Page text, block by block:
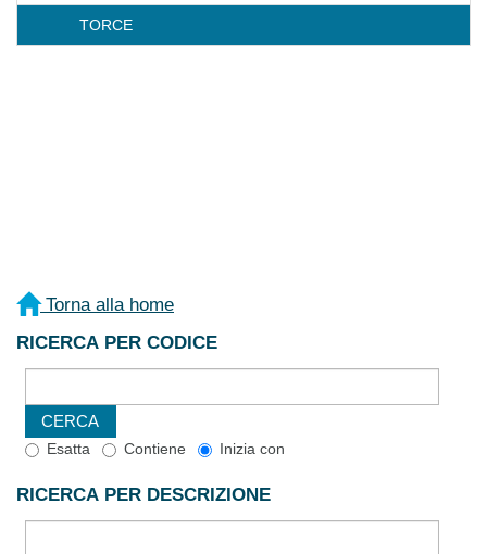
TORCE
Torna alla home
RICERCA PER CODICE
Esatta Contiene Inizia con
RICERCA PER DESCRIZIONE